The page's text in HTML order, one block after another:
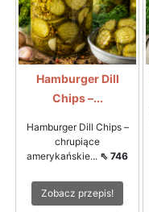
Hamburger Dill
Chips –...
Hamburger Dill Chips –
chrupiące
amerykańskie... ⇖ 746
Zobacz przepis!